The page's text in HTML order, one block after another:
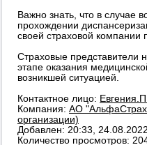
Важно знать, что в случае
прохождении
своей страховой
Страховые представители
этапе оказания
возникшей ситуацией.
Контактное лицо:
Компания: АО
организации)
Добавлен: 20:33,
Количество просмотров: